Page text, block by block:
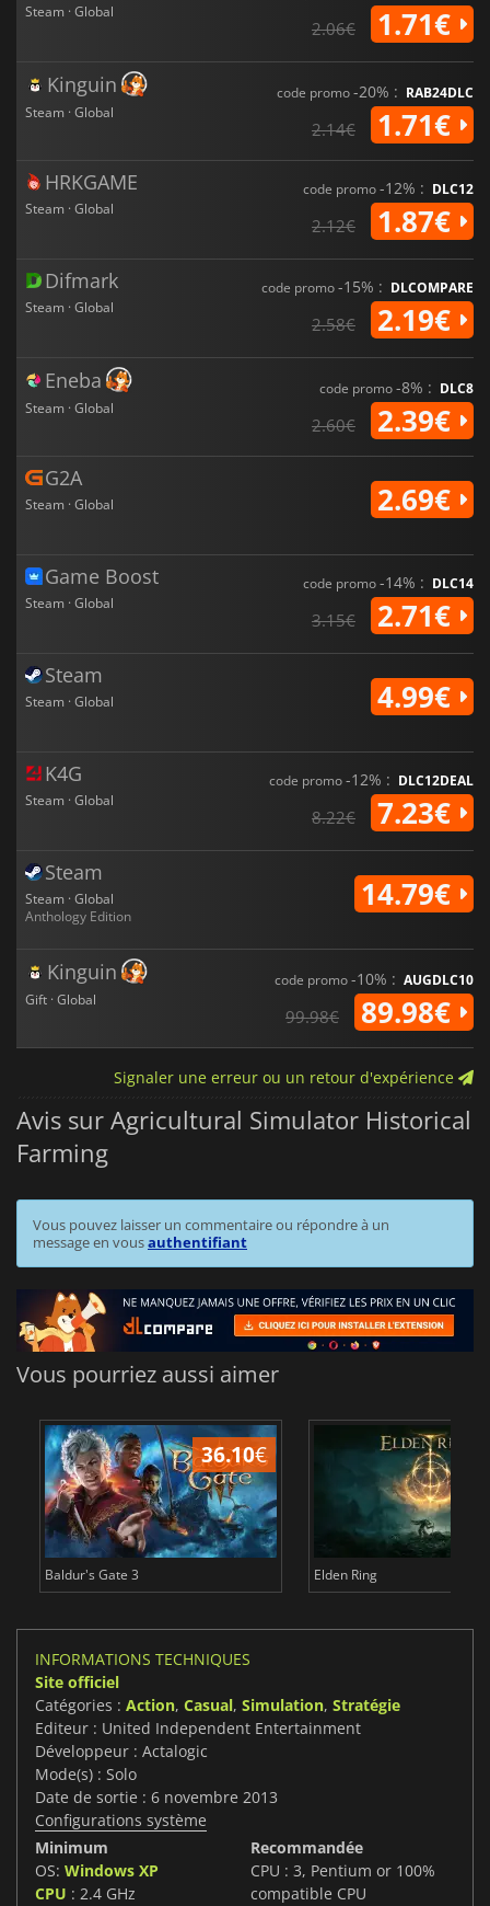
Steam · Global
2.06€ 1.71€
Kinguin
Steam · Global
code promo-20% : RAB24DLC
2.14€ 1.71€
HRKGAME
Steam · Global
code promo-12% : DLC12
2.12€ 1.87€
Difmark
Steam · Global
code promo-15% : DLCOMPARE
2.58€ 2.19€
Eneba
Steam · Global
code promo-8% : DLC8
2.60€ 2.39€
G2A
Steam · Global 2.69€
Game Boost
Steam · Global
code promo-14% : DLC14
3.15€ 2.71€
Steam
Steam · Global 4.99€
K4G
Steam · Global
code promo-12% : DLC12DEAL
8.22€ 7.23€
Steam
Steam · Global
Anthology Edition
14.79€
Kinguin
Gift · Global
code promo-10% : AUGDLC10
99.98€ 89.98€
Signaler une erreur ou un retour d'expérience
Avis sur Agricultural Simulator Historical
Farming
Vous pouvez laisser un commentaire ou répondre à un
message en vousauthentifiant
Vous pourriez aussi aimer
36.10€
Baldur's Gate 3 Elden Ring
INFORMATIONS TECHNIQUES
Site officiel
Catégories : Action, Casual, Simulation, Stratégie
Editeur : United Independent Entertainment
Développeur : Actalogic
Mode(s) : Solo
Date de sortie : 6 novembre 2013
Configurations système
Minimum
OS: Windows XP
CPU : 2.4 GHz
Recommandée
CPU : 3, Pentium or 100%
compatible CPU